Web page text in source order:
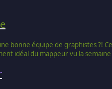
bonne équipe de graphistes ?!
idéal du mappeur vu la